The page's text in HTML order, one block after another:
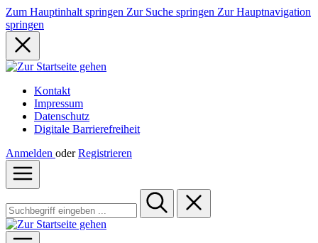
Zum Hauptinhalt springen Zur Suche springen Zur Hauptnavigation
springen
Kontakt
Impressum
Datenschutz
Digitale Barrierefreiheit
Anmelden oder Registrieren